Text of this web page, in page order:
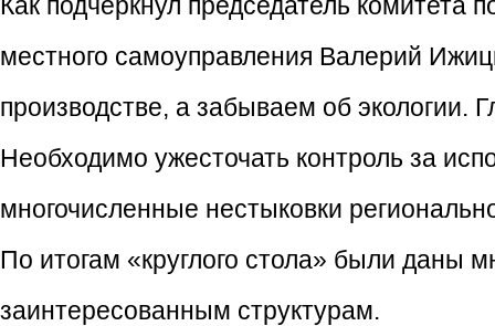
местного самоуправления Валерий
производстве, а забываем об экологии.
Необходимо ужесточать контроль за
многочисленные нестыковки
По итогам «круглого стола» были даны
заинтересованным структурам.